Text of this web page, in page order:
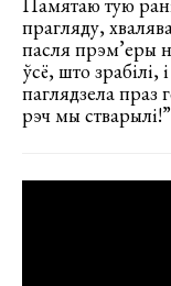
Памятаю тую
прагляду,
пасля прэм’еры
ўсё, што зрабілі,
паглядзела
рэч мы стварылі!”